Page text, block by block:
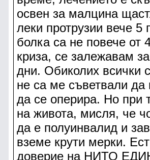
освен за малцина
леки протрузии вече 5
болка са не повече от
криза, се залежавам
дни. Обиколих всички
не са ме съветвали
да се оперира. Но при
на живота, мисля, че
да е полуинвалид и
вземе крути мерки.
доверие на НИТО